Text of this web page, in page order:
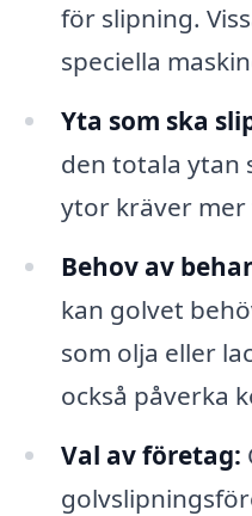
för slipning.
speciella
Yta som ska
den totala ytan
ytor kräver
Behov av
kan golvet
som olja eller
också påverka
Val av företag: